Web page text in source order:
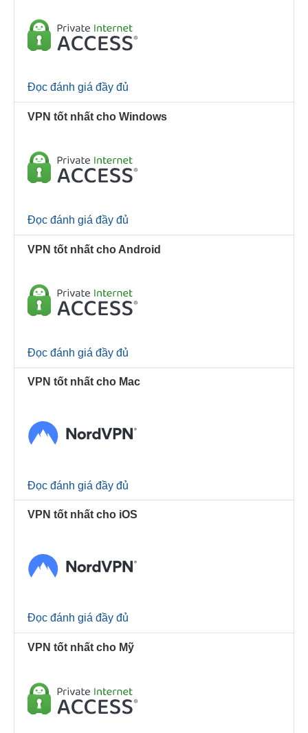
Đọc đánh giá đầy đủ
VPN tốt nhất cho Windows
Đọc đánh giá đầy đủ
VPN tốt nhất cho Android
Đọc đánh giá đầy đủ
VPN tốt nhất cho Mac
Đọc đánh giá đầy đủ
VPN tốt nhất cho iOS
Đọc đánh giá đầy đủ
VPN tốt nhất cho Mỹ